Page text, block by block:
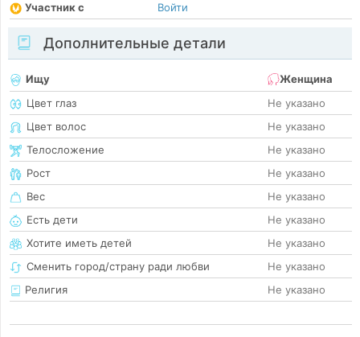
Участник с
Войти
Дополнительные детали
Ищу
Женщина
Цвет глаз
Не указано
Цвет волос
Не указано
Телосложение
Не указано
Рост
Не указано
Вес
Не указано
Есть дети
Не указано
Хотите иметь детей
Не указано
Сменить город/страну ради любви
Не указано
Религия
Не указано